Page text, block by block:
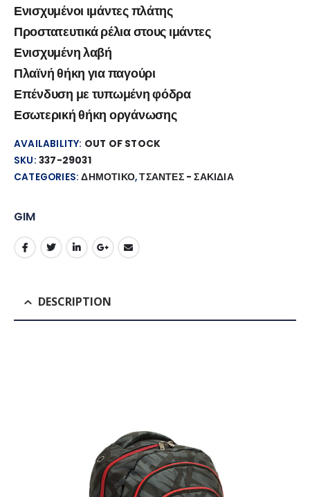
Ενισχυμένοι ιμάντες πλάτης
Προστατευτικά ρέλια στους ιμάντες
Ενισχυμένη λαβή
Πλαϊνή θήκη για παγούρι
Επένδυση με τυπωμένη φόδρα
Εσωτερική θήκη οργάνωσης
AVAILABILITY: OUT OF STOCK
SKU: 337-29031
CATEGORIES:ΔΗΜΟΤΙΚΟ,ΤΣΑΝΤΕΣ - ΣΑΚΙΔΙΑ
GIM
DESCRIPTION